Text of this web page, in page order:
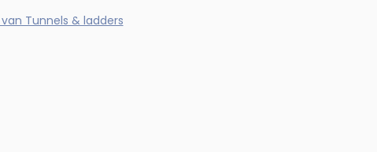
Tunnels & ladders